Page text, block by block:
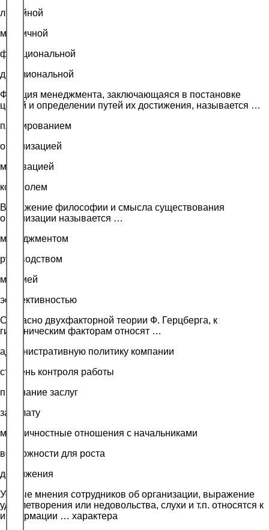
линейной
матричной
функциональной
дивизиональной
Функция менеджмента, заключающаяся в постановке
целей и определении путей их достижения, называется …
планированием
организацией
мотивацией
контролем
Выражение философии и смысла существования
организации называется …
менеджментом
руководством
миссией
эффективностью
Согласно двухфакторной теории Ф. Герцберга, к
гигиеническим факторам относят …
административную политику компании
степень контроля работы
признание заслуг
зарплату
межличностные отношения с начальниками
возможности для роста
достижения
Устные мнения сотрудников об организации, выражение
удовлетворения или недовольства, слухи и т.п. относятся к
информации … характера